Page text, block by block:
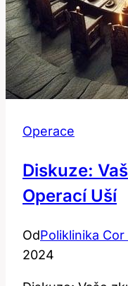
Operace
Diskuze:
Operací Uší
OdPoliklinika
2024